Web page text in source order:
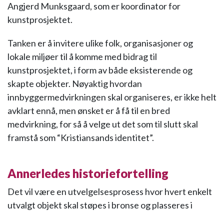
Angjerd Munksgaard, som er koordinator for
kunstprosjektet.
Tanken er å invitere ulike folk, organisasjoner og
lokale miljøer til å komme med bidrag til
kunstprosjektet, i form av både eksisterende og
skapte objekter. Nøyaktig hvordan
innbyggermedvirkningen skal organiseres, er ikke helt
avklart ennå, men ønsket er å få til en bred
medvirkning, for så å velge ut det som til slutt skal
framstå som “Kristiansands identitet”.
Annerledes historiefortelling
Det vil være en utvelgelsesprosess hvor hvert enkelt
utvalgt objekt skal støpes i bronse og plasseres i